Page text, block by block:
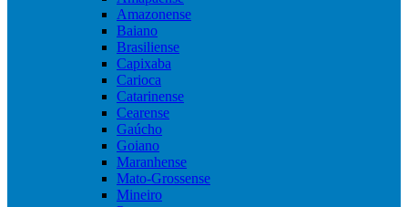
Amazonense
Baiano
Brasiliense
Capixaba
Carioca
Catarinense
Cearense
Gaúcho
Goiano
Maranhense
Mato-Grossense
Mineiro